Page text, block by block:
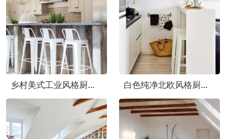
乡村美式工业风格厨房吧台图片 白色纯净北欧风格厨房吧台设计